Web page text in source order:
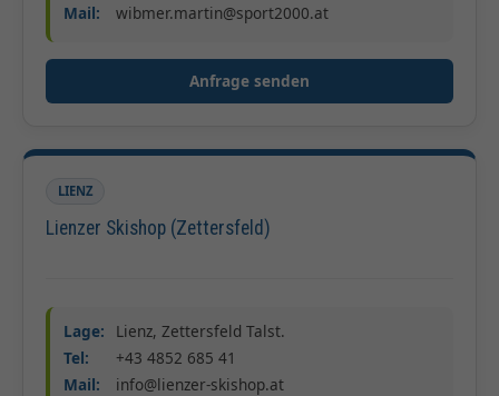
Mail:
wibmer.martin@sport2000.at
Anfrage senden
LIENZ
Lienzer Skishop (Zettersfeld)
Lage:
Lienz, Zettersfeld Talst.
Tel:
+43 4852 685 41
Mail:
info@lienzer-skishop.at